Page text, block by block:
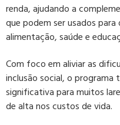
renda, ajudando a
que podem ser usados para
alimentação, saúde e
Com foco em aliviar as
inclusão social, o programa
significativa para muitos
de alta nos custos de vida.